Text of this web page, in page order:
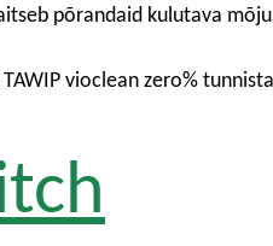
põrandaid kulutava
vioclean zero%